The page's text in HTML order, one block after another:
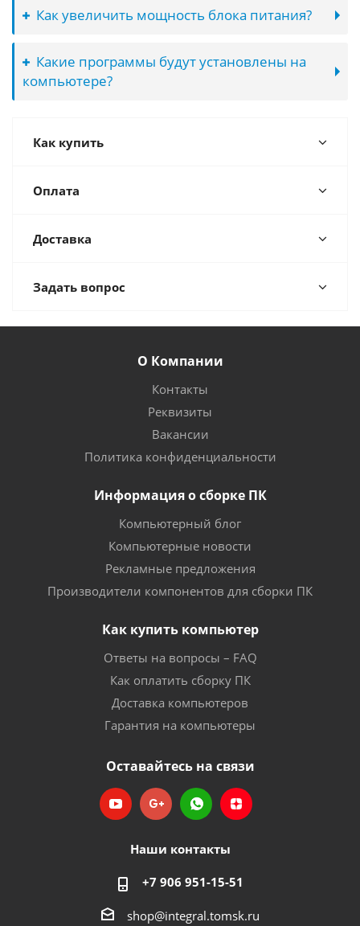
Как увеличить мощность блока питания?
Какие программы будут установлены на
компьютере?
Как купить
Оплата
Доставка
Задать вопрос
О Компании
Контакты
Реквизиты
Вакансии
Политика конфиденциальности
Информация о сборке ПК
Компьютерный блог
Компьютерные новости
Рекламные предложения
Производители компонентов для сборки ПК
Как купить компьютер
Ответы на вопросы – FAQ
Как оплатить сборку ПК
Доставка компьютеров
Гарантия на компьютеры
Оставайтесь на связи
Наши контакты
+7 906 951-15-51
shop@integral.tomsk.ru